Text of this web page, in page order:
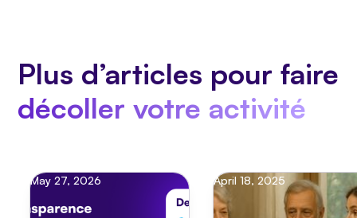
Plus d’articles pour faire
décoller votre activité
May 27, 2026 April 18, 2025